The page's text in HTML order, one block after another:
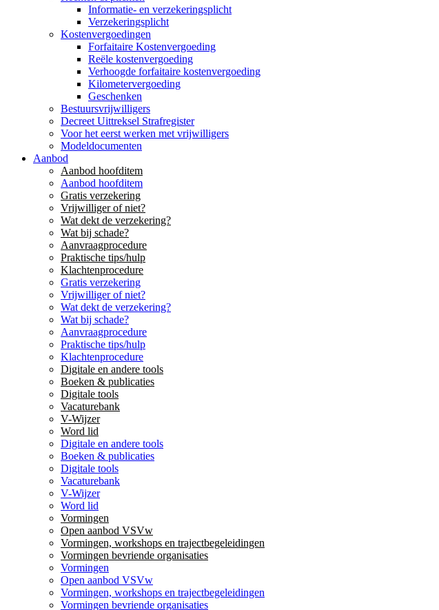
Informatie- en verzekeringsplicht
Verzekeringsplicht
Kostenvergoedingen
Forfaitaire Kostenvergoeding
Reële kostenvergoeding
Verhoogde forfaitaire kostenvergoeding
Kilometervergoeding
Geschenken
Bestuursvrijwilligers
Decreet Uittreksel Strafregister
Voor het eerst werken met vrijwilligers
Modeldocumenten
Aanbod
Aanbod hoofditem
Aanbod hoofditem
Gratis verzekering
Vrijwilliger of niet?
Wat dekt de verzekering?
Wat bij schade?
Aanvraagprocedure
Praktische tips/hulp
Klachtenprocedure
Gratis verzekering
Vrijwilliger of niet?
Wat dekt de verzekering?
Wat bij schade?
Aanvraagprocedure
Praktische tips/hulp
Klachtenprocedure
Digitale en andere tools
Boeken & publicaties
Digitale tools
Vacaturebank
V-Wijzer
Word lid
Digitale en andere tools
Boeken & publicaties
Digitale tools
Vacaturebank
V-Wijzer
Word lid
Vormingen
Open aanbod VSVw
Vormingen, workshops en trajectbegeleidingen
Vormingen bevriende organisaties
Vormingen
Open aanbod VSVw
Vormingen, workshops en trajectbegeleidingen
Vormingen bevriende organisaties